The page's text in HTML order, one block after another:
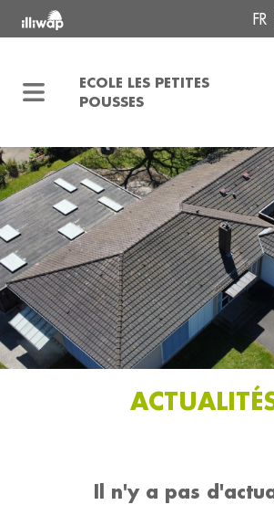
FR
ECOLE LES PETITES
POUSSES
Il n'y a pas